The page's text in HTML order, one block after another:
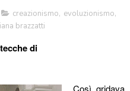
creazionismo, evoluzionismo,
brazzatti
di
Così gridava